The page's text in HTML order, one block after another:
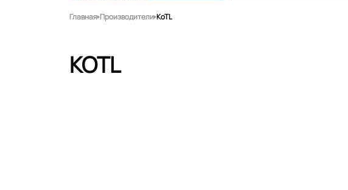
Главная Производители KoTL
KOTL